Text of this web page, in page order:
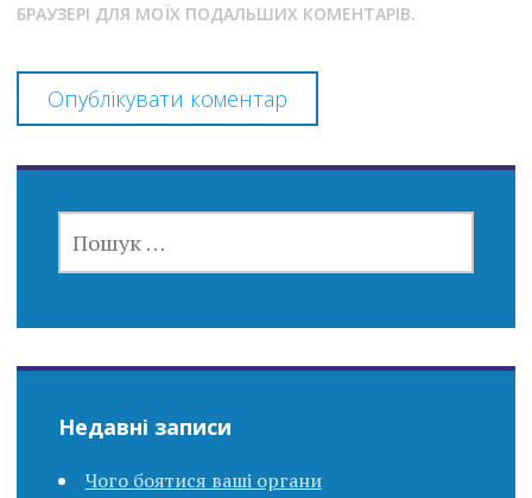
БРАУЗЕРІ ДЛЯ МОЇХ ПОДАЛЬШИХ КОМЕНТАРІВ.
Недавні записи
Чого боятися ваші органи